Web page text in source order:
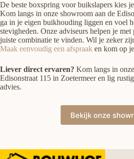
De beste boxspring voor buikslapers kies
Kom langs in onze showroom aan de
ga in je eigen buikhouding liggen en voel
stevigheden. Onze adviseurs helpen je
juiste combinatie te vinden. Wil je zeker
Maak eenvoudig een afspraak en kom op
Liever direct ervaren? Kom langs in
Edisonstraat 115 in Zoetermeer en lig
advies.
Bekijk onze